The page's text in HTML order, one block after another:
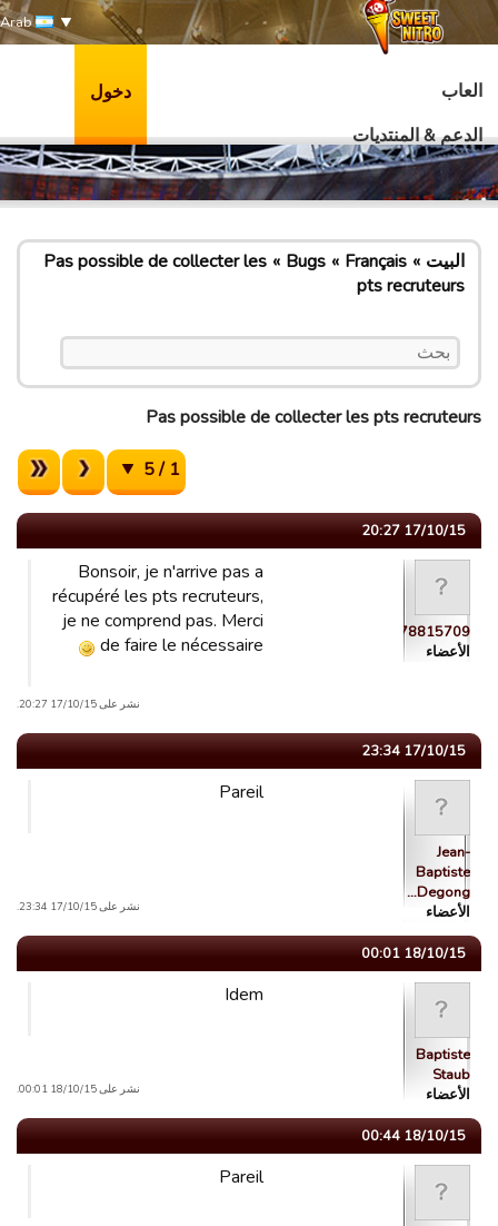
Arab
العاب
الدعم & المنتديات
دخول
البيت Français
Bugs
Pas possible de collecter les
pts recruteurs
Pas possible de collecter les pts recruteurs
1 / 5
17/10/15 20:27
guest_1442478815709
الأعضاء
Bonsoir, je n'arrive pas a
récupéré les pts recruteurs,
je ne comprend pas. Merci
de faire le nécessaire
نشر على 17/10/15 20:27.
17/10/15 23:34
Jean-
Baptiste
Degong…
الأعضاء
Pareil
نشر على 17/10/15 23:34.
18/10/15 00:01
Baptiste
Staub
الأعضاء
Idem
نشر على 18/10/15 00:01.
18/10/15 00:44
Pareil